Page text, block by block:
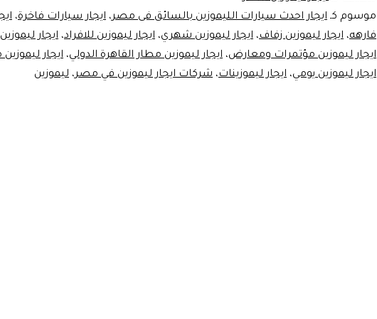
موسوم كـ ايجار احدث سيارات الليموزين بالسائق فى مصر، ايجار سيارات فاخرة،
فارهه، ايجار ليموزين زفاف، ايجار ليموزين شهري، ايجار ليموزين للافراد، ايجار
ايجار ليموزين مؤتمرات ومعارض، ايجار ليموزين مطار القاهرة الدولي، ايجار
ايجار ليموزين يومي، ايجار ليموزينات، شركات ايجار ليموزين في مصر، ليموزين